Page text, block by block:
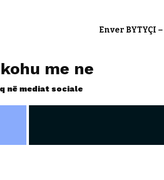
Enver BYTYÇI
me ne
në mediat sociale